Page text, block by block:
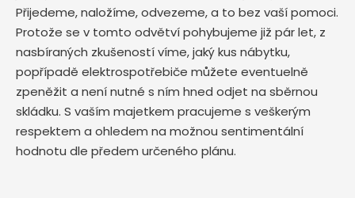
Přijedeme, naložíme, odvezeme, a to bez vaší pomoci.
Protože se v tomto odvětví pohybujeme již pár let, z
nasbíraných zkušeností víme, jaký kus nábytku,
popřípadě elektrospotřebiče můžete eventuelně
zpeněžit a není nutné s ním hned odjet na sběrnou
skládku. S vaším majetkem pracujeme s veškerým
respektem a ohledem na možnou sentimentální
hodnotu dle předem určeného plánu.